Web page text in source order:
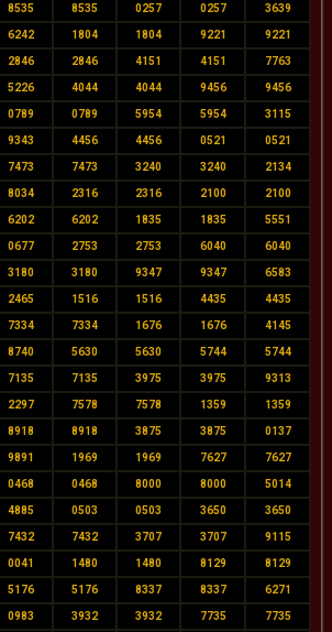
8535 8535 0257 0257 3639
6242 1804 1804 9221 9221
2846 2846 4151 4151 7763
5226 4044 4044 9456 9456
0789 0789 5954 5954 3115
9343 4456 4456 0521 0521
7473 7473 3240 3240 2134
8034 2316 2316 2100 2100
6202 6202 1835 1835 5551
0677 2753 2753 6040 6040
3180 3180 9347 9347 6583
2465 1516 1516 4435 4435
7334 7334 1676 1676 4145
8740 5630 5630 5744 5744
7135 7135 3975 3975 9313
2297 7578 7578 1359 1359
8918 8918 3875 3875 0137
9891 1969 1969 7627 7627
0468 0468 8000 8000 5014
4885 0503 0503 3650 3650
7432 7432 3707 3707 9115
0041 1480 1480 8129 8129
5176 5176 8337 8337 6271
0983 3932 3932 7735 7735